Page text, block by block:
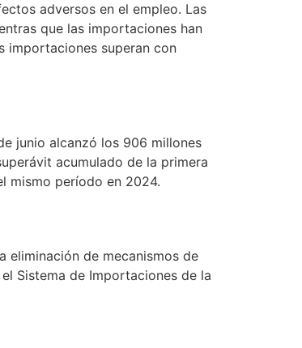
adversos en el empleo. Las
que las importaciones han
importaciones superan con
junio alcanzó los 906 millones
acumulado de la primera
mismo período en 2024.
eliminación de mecanismos de
Sistema de Importaciones de la